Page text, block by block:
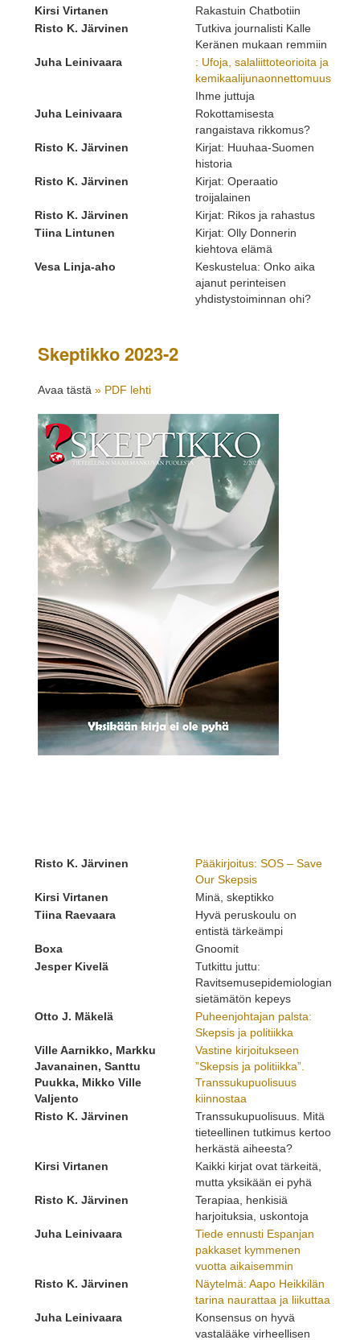
Kirsi Virtanen
Rakastuin Chatbotiin
Risto K. Järvinen
Tutkiva journalisti Kalle
Keränen mukaan remmiin
Juha Leinivaara
: Ufoja, salaliittoteorioita ja
kemikaalijunaonnettomuus
Ihme juttuja
Juha Leinivaara
Rokottamisesta
rangaistava rikkomus?
Risto K. Järvinen
Kirjat: Huuhaa-Suomen
historia
Risto K. Järvinen
Kirjat: Operaatio
troijalainen
Risto K. Järvinen
Kirjat: Rikos ja rahastus
Tiina Lintunen
Kirjat: Olly Donnerin
kiehtova elämä
Vesa Linja-aho
Keskustelua: Onko aika
ajanut perinteisen
yhdistystoiminnan ohi?
Skeptikko 2023-2
Avaa tästä» PDF lehti
Risto K. Järvinen
Pääkirjoitus: SOS – Save
Our Skepsis
Kirsi Virtanen
Minä, skeptikko
Tiina Raevaara
Hyvä peruskoulu on
entistä tärkeämpi
Boxa
Gnoomit
Jesper Kivelä
Tutkittu juttu:
Ravitsemusepidemiologian
sietämätön kepeys
Otto J. Mäkelä
Puheenjohtajan palsta:
Skepsis ja politiikka
Ville Aarnikko, Markku
Javanainen, Santtu
Puukka, Mikko Ville
Valjento
Vastine kirjoitukseen
”Skepsis ja politiikka”.
Transsukupuolisuus
kiinnostaa
Risto K. Järvinen
Transsukupuolisuus. Mitä
tieteellinen tutkimus kertoo
herkästä aiheesta?
Kirsi Virtanen
Kaikki kirjat ovat tärkeitä,
mutta yksikään ei pyhä
Risto K. Järvinen
Terapiaa, henkisiä
harjoituksia, uskontoja
Juha Leinivaara
Tiede ennusti Espanjan
pakkaset kymmenen
vuotta aikaisemmin
Risto K. Järvinen
Näytelmä: Aapo Heikkilän
tarina naurattaa ja liikuttaa
Juha Leinivaara
Konsensus on hyvä
vastalääke virheellisen